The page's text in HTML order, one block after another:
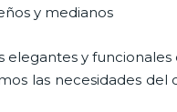
y medianos
elegantes y
las necesidades